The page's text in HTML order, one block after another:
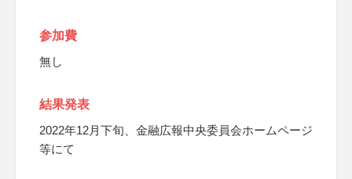
参加費
無し
結果発表
2022年12月下旬、金融広報中央委員会ホームページ
等にて